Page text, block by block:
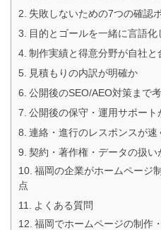
失敗しないための7つの確認
目的とゴールを一緒に言語化
制作実績と得意分野が自社と
見積もりの内訳が明確か
公開後のSEO/AEO対策まで
公開後の保守・運用サポート
連絡・進行のレスポンスが速
契約・著作権・データの扱い
福岡の企業がホームページ
点
よくある質問
福岡でホームページの制作